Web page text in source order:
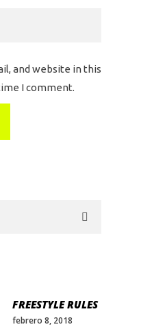
and website in this
I comment.
FREESTYLE RULES
febrero 8, 2018